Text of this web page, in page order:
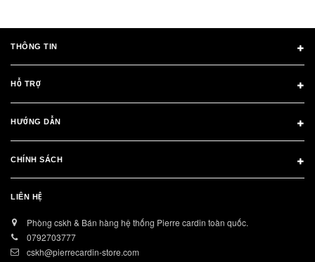
THÔNG TIN
HỖ TRỢ
HƯỚNG DẪN
CHÍNH SÁCH
LIÊN HỆ
Phòng cskh & Bán hàng hệ thống Pierre cardin toàn quốc.
0792703777
cskh@pierrecardin-store.com